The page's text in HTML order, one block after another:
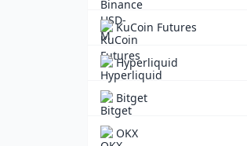
KuCoin Futures
Hyperliquid
Bitget
OKX